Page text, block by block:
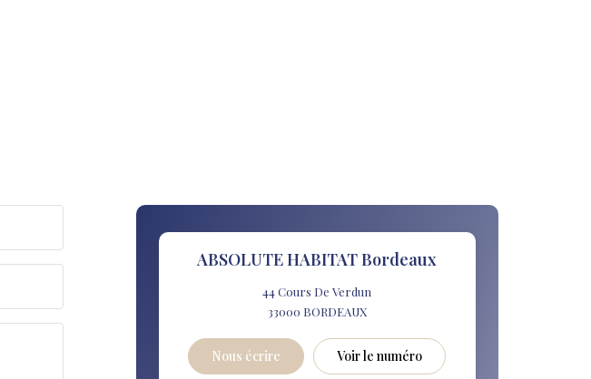
ABSOLUTE HABITAT Bordeaux
44 Cours De Verdun
33000 BORDEAUX
Nous écrire Voir le numéro